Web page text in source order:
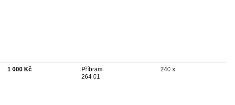
1 000 Kč
Příbram
264 01
240 x